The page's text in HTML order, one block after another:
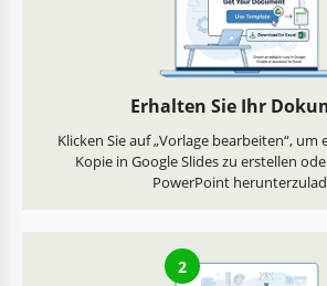
Erhalten Sie Ihr
Klicken Sie auf „Vorlage bearbeiten“,
Kopie in Google Slides zu erstellen
PowerPoint
2